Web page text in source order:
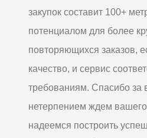
закупок составит 100+
потенциалом для более
повторяющихся заказов,
качество, и сервис
требованиям. Спасибо
нетерпением ждем
надеемся построить